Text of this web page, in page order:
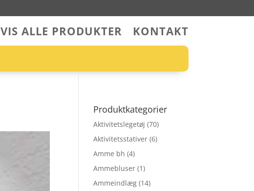
VIS ALLE PRODUKTER KONTAKT
Produktkategorier
Aktivitetslegetøj (70)
Aktivitetsstativer (6)
Amme bh (4)
Ammebluser (1)
Ammeindlæg (14)